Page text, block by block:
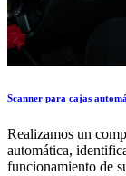
Scanner para cajas
Realizamos un
automática,
funcionamiento de